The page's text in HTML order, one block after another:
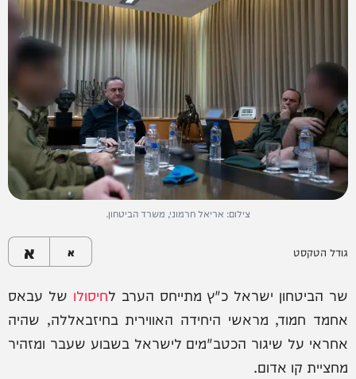
צילום: אריאל חרמוני, משרד הביטחון.
גודל הטקסט א א
שר הביטחון ישראל כ"ץ מתייחס הערב לחיסולו של עבאס
אחמד חמוד, מראשי היחידה האווירית בחיזבאללה, שהיה
אחראי על שיגור הכטב"מים לישראל בשבוע שעבר ומזהיר
מחציית קו אדום.